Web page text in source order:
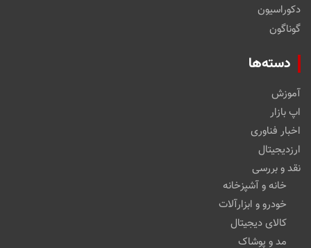
دکوراسیون
گوناگون
دسته‌ها
آموزش
اپ بازار
اخبار فناوری
ارزدیجیتال
نقد و بررسی
خانه و آشپزخانه
خودرو و ابزارآلات
کالای دیجیتال
مد و پوشاک